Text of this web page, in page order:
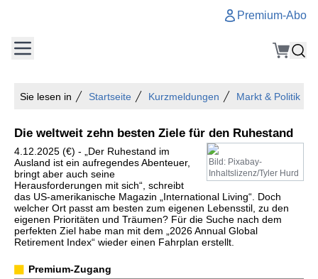
Premium-Abo
Sie lesen in Startseite Kurzmeldungen Markt & Politik
Die weltweit zehn besten Ziele für den Ruhestand
Bild: Pixabay-
Inhaltslizenz/Tyler Hurd
4.12.2025 (€) - „Der Ruhestand im
Ausland ist ein aufregendes Abenteuer,
bringt aber auch seine
Herausforderungen mit sich“, schreibt
das US-amerikanische Magazin „International Living“. Doch
welcher Ort passt am besten zum eigenen Lebensstil, zu den
eigenen Prioritäten und Träumen? Für die Suche nach dem
perfekten Ziel habe man mit dem „2026 Annual Global
Retirement Index“ wieder einen Fahrplan erstellt.
Premium-Zugang